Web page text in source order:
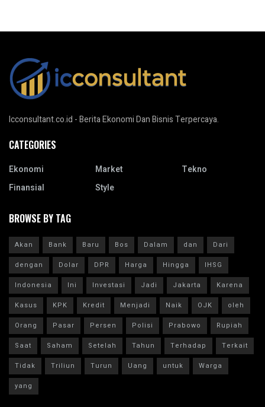
Icconsultant.co.id - Berita Ekonomi Dan Bisnis Terpercaya.
CATEGORIES
Ekonomi
Finansial
Market
Style
Tekno
BROWSE BY TAG
Akan Bank Baru Bos Dalam dan
Dari
dengan
Dolar DPR Harga Hingga
IHSG
Indonesia
Ini Investasi Jadi Jakarta
Karena
Kasus
KPK Kredit Menjadi Naik OJK
oleh
Orang
Pasar Persen Polisi Prabowo
Rupiah
Saat
Saham Setelah Tahun Terhadap
Terkait
Tidak
Triliun Turun Uang untuk
Warga
yang